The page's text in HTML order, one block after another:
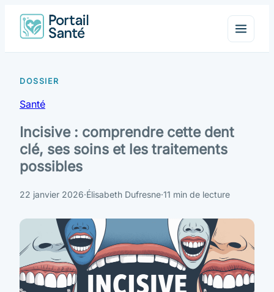
Santé
Incisive : comprendre cette dent
clé, ses soins et les traitements
possibles
22 janvier 2026·Élisabeth Dufresne·11 min de lecture